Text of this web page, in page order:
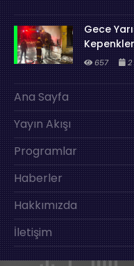
Gece
657 2
Ana Sayfa
Yayın Akışı
Programlar
Haberler
Hakkımızda
İletişim